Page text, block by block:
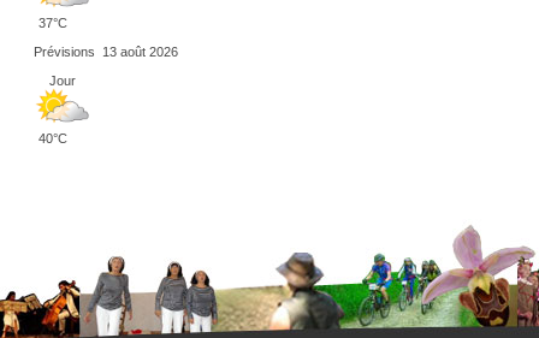
37°C
Prévisions
13 août 2026
Jour
40°C